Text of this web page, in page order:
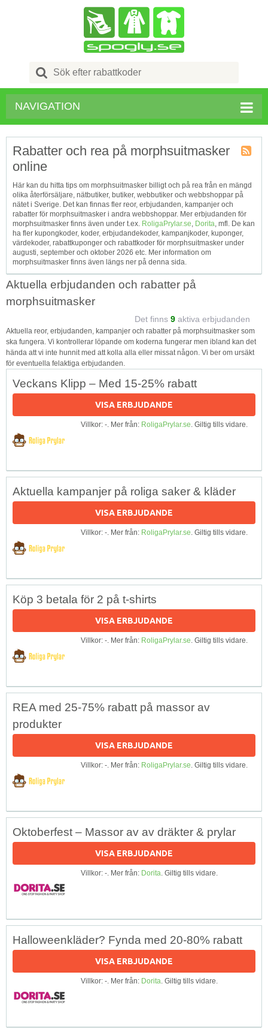
Search
for:
NAVIGATION
RSS
Rabatter och rea på morphsuitmasker
online
Här kan du hitta tips om morphsuitmasker billigt och på rea från en mängd
olika återförsäljare, nätbutiker, butiker, webbutiker och webbshoppar på
nätet i Sverige. Det kan finnas fler reor, erbjudanden, kampanjer och
rabatter för morphsuitmasker i andra webbshoppar. Mer erbjudanden för
morphsuitmasker finns även under t.ex. RoligaPrylar.se, Dorita, mfl. De kan
ha fler kupongkoder, koder, erbjudandekoder, kampanjkoder, kuponger,
värdekoder, rabattkuponger och rabattkoder för morphsuitmasker under
augusti, september och oktober 2026 etc. Mer information om
morphsuitmasker finns även längs ner på denna sida.
Aktuella erbjudanden och rabatter på
morphsuitmasker
Det finns 9 aktiva erbjudanden
Aktuella reor, erbjudanden, kampanjer och rabatter på morphsuitmasker som
ska fungera. Vi kontrollerar löpande om koderna fungerar men ibland kan det
hända att vi inte hunnit med att kolla alla eller missat någon. Vi ber om ursäkt
för eventuella felaktiga erbjudanden.
Veckans Klipp – Med 15-25% rabatt
VISA ERBJUDANDE
Villkor: -. Mer från: RoligaPrylar.se. Giltig tills vidare.
Aktuella kampanjer på roliga saker & kläder
VISA ERBJUDANDE
Villkor: -. Mer från: RoligaPrylar.se. Giltig tills vidare.
Köp 3 betala för 2 på t-shirts
VISA ERBJUDANDE
Villkor: -. Mer från: RoligaPrylar.se. Giltig tills vidare.
REA med 25-75% rabatt på massor av
produkter
VISA ERBJUDANDE
Villkor: -. Mer från: RoligaPrylar.se. Giltig tills vidare.
Oktoberfest – Massor av av dräkter & prylar
VISA ERBJUDANDE
Villkor: -. Mer från: Dorita. Giltig tills vidare.
Halloweenkläder? Fynda med 20-80% rabatt
VISA ERBJUDANDE
Villkor: -. Mer från: Dorita. Giltig tills vidare.